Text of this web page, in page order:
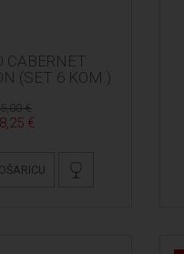
CABERNET
(SET 6 KOM.)
€
€